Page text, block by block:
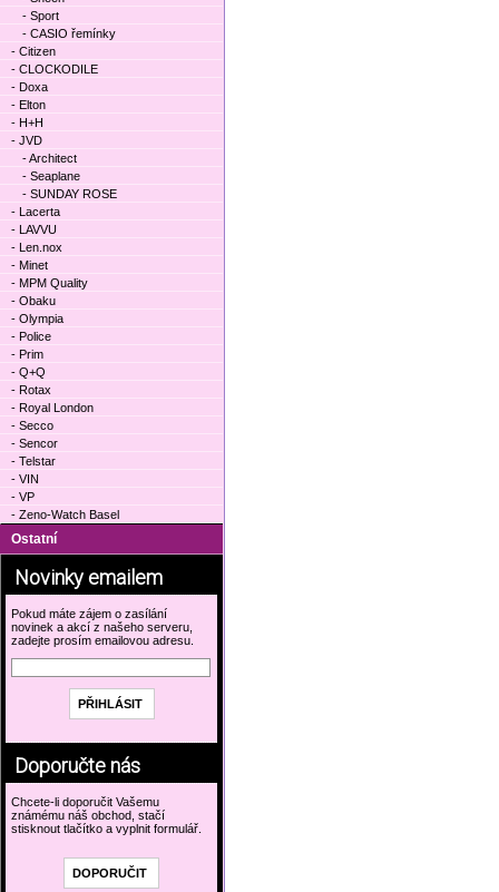
- Sport
- CASIO řemínky
- Citizen
- CLOCKODILE
- Doxa
- Elton
- H+H
- JVD
- Architect
- Seaplane
- SUNDAY ROSE
- Lacerta
- LAVVU
- Len.nox
- Minet
- MPM Quality
- Obaku
- Olympia
- Police
- Prim
- Q+Q
- Rotax
- Royal London
- Secco
- Sencor
- Telstar
- VIN
- VP
- Zeno-Watch Basel
Ostatní
Novinky emailem
Pokud máte zájem o zasílání
novinek a akcí z našeho serveru,
zadejte prosím emailovou adresu.
Doporučte nás
Chcete-li doporučit Vašemu
známému náš obchod, stačí
stisknout tlačítko a vyplnit formulář.